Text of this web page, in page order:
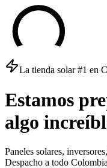
La tienda solar #1 en
Estamos
algo
Paneles solares,
Despacho a todo